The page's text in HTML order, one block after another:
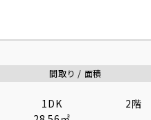
間取り / 面積
1DK
2階